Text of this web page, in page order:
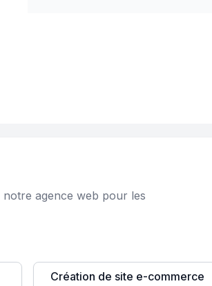
agence web pour les
Création de site e-commerce